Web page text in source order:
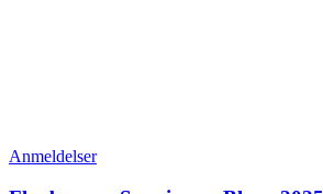
Anmeldelser